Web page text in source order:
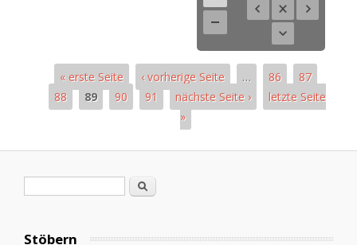
« erste Seite ‹ vorherige Seite … 86
87
88
89 90 91 nächste Seite ›
letzte Seite
»
Search
Stöbern